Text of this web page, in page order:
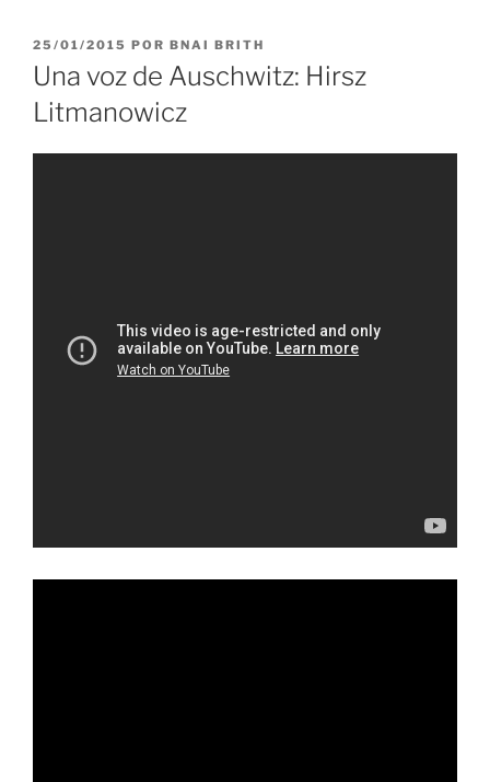
PUBLICADO
EL
25/01/2015 POR BNAI BRITH
Una voz de Auschwitz: Hirsz
Litmanowicz